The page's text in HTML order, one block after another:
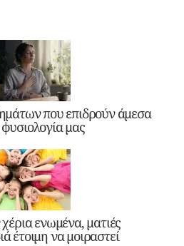
που επιδρούν άμεσα
μας
ενωμένα, ματιές
έτοιμη να μοιραστεί